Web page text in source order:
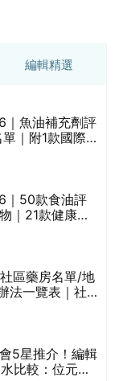
編輯精選
｜魚油補充劑評
｜附1款國際
｜50款食油評
｜21款健康煮
區藥房名單/地
法一覽表｜社
5星推介！編輯
比較：位元